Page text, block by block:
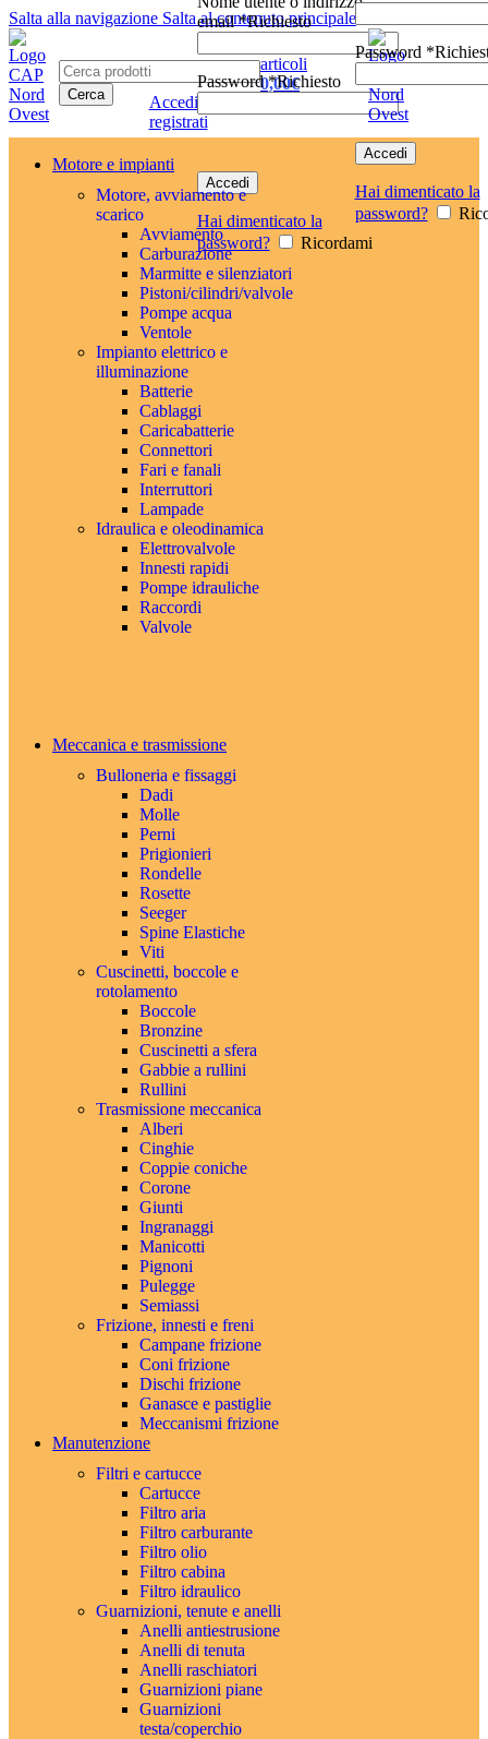
Salta alla navigazione Salta al contenuto principale
Cerca
articoli
0,00€
Accedi /
registrati
email*Richiesto
Password*Richiesto
Accedi
Hai dimenticato la
password?
Ricordami
Password *
Accedi
Hai dimenticato la
password?
Motore e impianti
Motore, avviamento e
scarico
Avviamento
Carburazione
Marmitte e silenziatori
Pistoni/cilindri/valvole
Pompe acqua
Ventole
Impianto elettrico e
illuminazione
Batterie
Cablaggi
Caricabatterie
Connettori
Fari e fanali
Interruttori
Lampade
Idraulica e oleodinamica
Elettrovalvole
Innesti rapidi
Pompe idrauliche
Raccordi
Valvole
Meccanica e trasmissione
Bulloneria e fissaggi
Dadi
Molle
Perni
Prigionieri
Rondelle
Rosette
Seeger
Spine Elastiche
Viti
Cuscinetti, boccole e
rotolamento
Boccole
Bronzine
Cuscinetti a sfera
Gabbie a rullini
Rullini
Trasmissione meccanica
Alberi
Cinghie
Coppie coniche
Corone
Giunti
Ingranaggi
Manicotti
Pignoni
Pulegge
Semiassi
Frizione, innesti e freni
Campane frizione
Coni frizione
Dischi frizione
Ganasce e pastiglie
Meccanismi frizione
Manutenzione
Filtri e cartucce
Cartucce
Filtro aria
Filtro carburante
Filtro olio
Filtro cabina
Filtro idraulico
Guarnizioni, tenute e anelli
Anelli antiestrusione
Anelli di tenuta
Anelli raschiatori
Guarnizioni piane
Guarnizioni
testa/coperchio